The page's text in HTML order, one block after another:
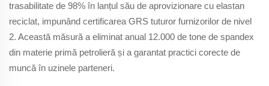
trasabilitate de 98% în lanțul său de aprovizionare cu elastan
reciclat, impunând certificarea GRS tuturor furnizorilor de nivel
2. Această măsură a eliminat anual 12.000 de tone de spandex
din materie primă petrolieră și a garantat practici corecte de
muncă în uzinele parteneri.